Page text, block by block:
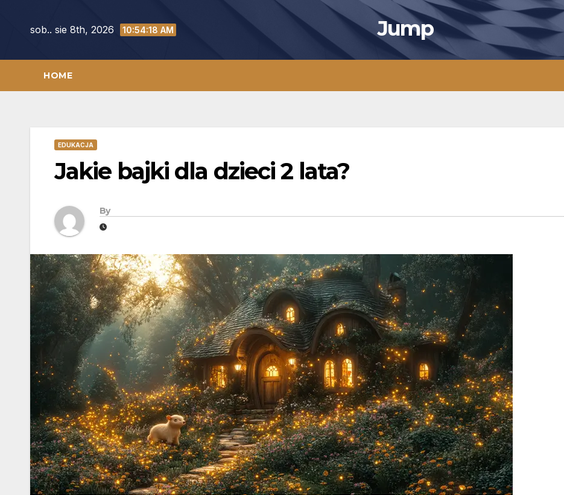
sob.. sie 8th, 2026 10:54:19 AM Jump
HOME
EDUKACJA
Jakie bajki dla dzieci 2 lata?
By